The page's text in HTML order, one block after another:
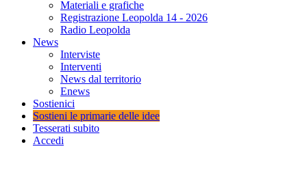
Materiali e grafiche
Registrazione Leopolda 14 - 2026
Radio Leopolda
News
Interviste
Interventi
News dal territorio
Enews
Sostienici
Sostieni le primarie delle idee
Tesserati subito
Accedi